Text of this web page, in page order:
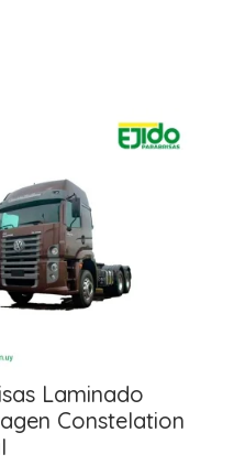
Laminado
Constelation